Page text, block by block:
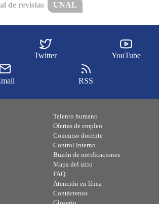
de revistas UNAL
Twitter YouTube
RSS
Talento humano
Ofertas de empleo
Concurso docente
Control interno
Buzón de notificaciones
Mapa del sitio
FAQ
Atención en línea
Contáctenos